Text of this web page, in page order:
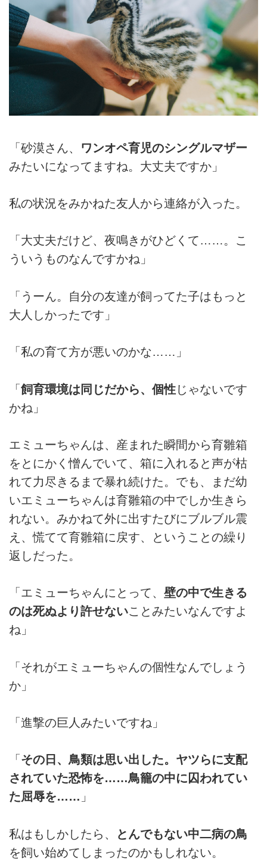
「砂漠さん、 ワンオペ育児のシングルマザー
みたいになってますね。大丈夫ですか」
私の状況をみかねた友人から連絡が入った。
「大丈夫だけど、夜鳴きがひどくて……。こ
ういうものなんですかね」
「うーん。自分の友達が飼ってた子はもっと
大人しかったです」
「私の育て方が悪いのかな……」
「飼育環境は同じだから、個性じゃないです
かね」
エミューちゃんは、産まれた瞬間から育雛箱
をとにかく憎んでいて、箱に入れると声が枯
れて力尽きるまで暴れ続けた。でも、まだ幼
いエミューちゃんは育雛箱の中でしか生きら
れない。みかねて外に出すたびにブルブル震
え、慌てて育雛箱に戻す、ということの繰り
返しだった。
「エミューちゃんにとって、 壁の中で生きる
のは死ぬより許せないことみたいなんですよ
ね」
「それがエミューちゃんの個性なんでしょう
か」
「進撃の巨人みたいですね」
「 その日、鳥類は思い出した。ヤツらに支配
されていた恐怖を……鳥籠の中に囚われてい
た屈辱を…… 」
私はもしかしたら、
とんでもない中二病の鳥
を飼い始めてしまったのかもしれない。